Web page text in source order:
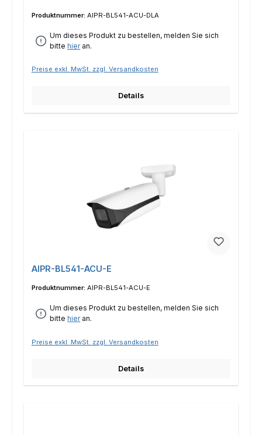
Produktnummer: AIPR-BL541-ACU-DLA
Um dieses Produkt zu bestellen, melden Sie sich
bittehieran.
Preise exkl. MwSt. zzgl. Versandkosten
Details
AIPR-BL541-ACU-E
Produktnummer: AIPR-BL541-ACU-E
Um dieses Produkt zu bestellen, melden Sie sich
bittehieran.
Preise exkl. MwSt. zzgl. Versandkosten
Details